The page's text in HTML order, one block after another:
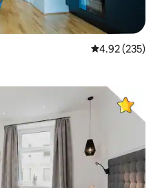
5 ರಲ್ಲಿ 4.92
4.92 (235)